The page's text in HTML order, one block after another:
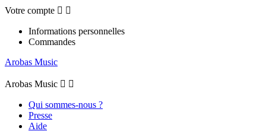
Votre compte  
Informations personnelles
Commandes
Arobas Music
Arobas Music  
Qui sommes-nous ?
Presse
Aide